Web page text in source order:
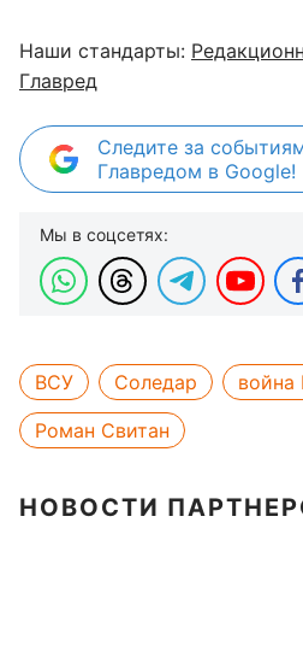
Наши стандарты:
Главред
Следите за
Главредом в Google!
Мы в соцсетях:
ВСУ Соледар
война
Роман Свитан
НОВОСТИ